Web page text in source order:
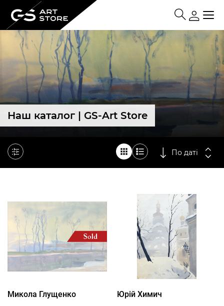
Наш каталог | GS-Art Store
По даті
Микола Глущенко
Юрій Химич